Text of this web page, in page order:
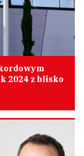
2024 z blisko